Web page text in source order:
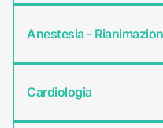
Anestesia -
Cardiologia